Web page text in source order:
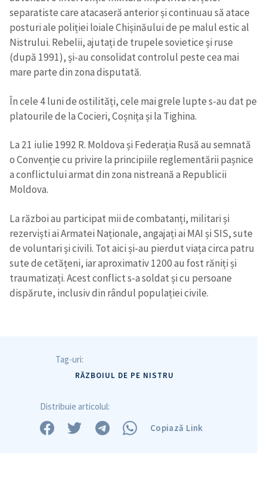
separatiste care atacaseră anterior și continuau să atace
posturi ale poliției loiale Chișinăului de pe malul estic al
Nistrului. Rebelii, ajutați de trupele sovietice și ruse
(după 1991), și-au consolidat controlul peste cea mai
mare parte din zona disputată.
În cele 4 luni de ostilități, cele mai grele lupte s-au dat pe
pla­to­u­rile de la Coci­eri, Coș­nița și la Tighina.
La 21 iulie 1992 R. Moldova și Federația Rusă au semnată
o Convenție cu privire la principiile reglementării pașnice
a conflictului armat din zona nistreană a Republicii
Moldova.
La război au participat mii de combatanți, militari și
rezerviști ai Armatei Naționale, angajați ai MAI și SIS, sute
de voluntari și civili. Tot aici și-au pierdut viața circa patru
sute de cetățeni, iar aproximativ 1200 au fost răniți și
traumatizați. Acest conflict s-a soldat și cu persoane
dispărute, inclusiv din rândul populației civile.
Tag-uri:
RĂZBOIUL DE PE NISTRU
Distribuie articolul:
Copiază Link
Link media
+ Link media
Sursă anonimă
Nume+ Numele meu
Telefon
+ Telefon personal
Am citit și sunt de
acord cupolitica de
confidențialitate.